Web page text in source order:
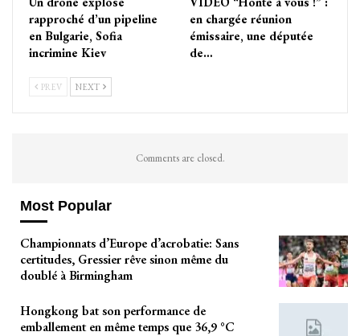
rapproché d’un pipeline
en Bulgarie, Sofia
incrimine Kiev
en chargée réunion
émissaire, une députée
de…
PREV NEXT
Comments are closed.
Most Popular
Championnats d’Europe d’acrobatie: Sans
certitudes, Gressier rêve sinon même du
doublé à Birmingham
Hongkong bat son performance de
emballement en même temps que 36,9 °C